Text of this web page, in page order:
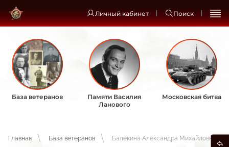
Личный кабинет Поиск
База ветеранов
Памяти Василия
Ланового
Московская битва
Главная База ветеранов Балекина Александра Михайловна